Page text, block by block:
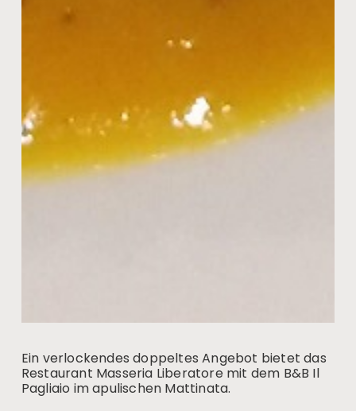
Ein verlockendes doppeltes Angebot bietet das
Restaurant Masseria Liberatore mit dem B&B Il
Pagliaio im apulischen Mattinata.